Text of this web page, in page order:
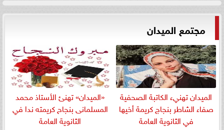
مجتمع الميدان
الميدان تهنيء الكاتبة الصحفية
صفاء الشاطر بنجاج كريمة أخيها
في الثانوية العامة
«الميدان» تهنئ الأستاذ محمد
المسلمانى بنجاح كريمته ندا في
الثانوية العامة